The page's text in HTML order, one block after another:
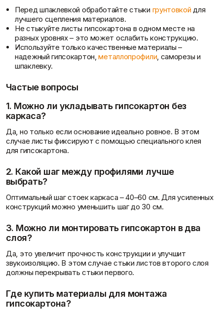
Перед шпаклевкой обработайте стыки грунтовкой для
лучшего сцепления материалов.
Не стыкуйте листы гипсокартона в одном месте на
разных уровнях – это может ослабить конструкцию.
Используйте только качественные материалы –
надежный гипсокартон,металлопрофили, саморезы и
шпаклевку.
Частые вопросы
1. Можно ли укладывать гипсокартон без
каркаса?
Да, но только если основание идеально ровное. В этом
случае листы фиксируют с помощью специального клея
для гипсокартона.
2. Какой шаг между профилями лучше
выбрать?
Оптимальный шаг стоек каркаса – 40–60 см. Для усиленных
конструкций можно уменьшить шаг до 30 см.
3. Можно ли монтировать гипсокартон в два
слоя?
Да, это увеличит прочность конструкции и улучшит
звукоизоляцию. В этом случае стыки листов второго слоя
должны перекрывать стыки первого.
Где купить материалы для монтажа
гипсокартона?